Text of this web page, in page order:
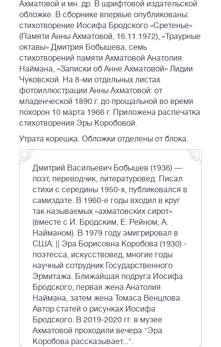
Ахматовой и мн. др. В шрифтовой издательской
обложке. В сборнике впервые опубликованы:
стихотворение Иосифа Бродского «Сретенье»
(Памяти Анны Ахматовой, 16.11.1972), «Траурные
октавы» Дмитрия Бобышева, семь
стихотворений памяти Ахматовой Анатолия
Наймана, «Записки об Анне Ахматовой» Лидии
Чуковской. На 8-ми отдельных листах
фотоиллюстрации Анны Ахматовой: от
младенческой 1890 г. до прощальной во время
похорон 10 марта 1966 г. Приложена распечатка
стихотворения Эры Коробовой.
Утрата корешка. Обложки отделены от блока.
Дмитрий Васильевич Бобышев (1936) —
поэт, переводчик, литературовед. Писал
стихи с середины 1950-х, публиковался в
самиздате. В 1960-е годы входил в круг
так называемых «ахматовских сирот»
(вместе с И. Бродским, Е. Рейном, А.
Найманом). В 1979 году эмигрировал в
США. || Эра Борисовна Коробова (1930) -
поэтесса, искусствовед, многие годы
научный сотрудник Государственного
Эрмитажа. Ближайшая подруга Иосифа
Бродского, первая жена Анатолия
Наймана, затем жена Томаса Венцлова.
Автор статей о рисунках Иосифа
Бродского. В 2019-2020 гг. в музее
Ахматовой проходили вечера "Эра
Коробова рассказывает...".